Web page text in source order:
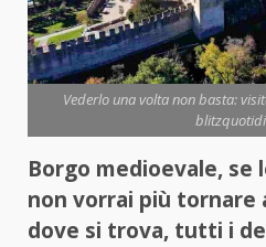
Vederlo una volta non basta:
Borgo medioevale, se
non vorrai più tornare
dove si trova, tutti i